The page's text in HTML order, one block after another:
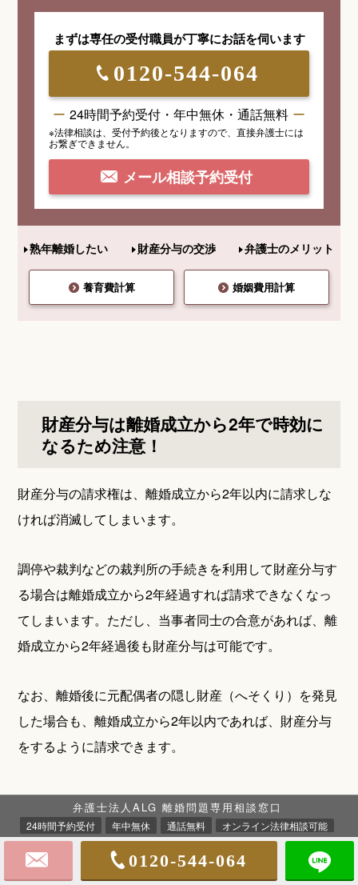
まずは専任の受付職員が丁寧にお話を伺います
0120-544-064
24時間予約受付・年中無休・通話無料
※法律相談は、受付予約後となりますので、 直接弁護士には
お繋ぎできません。
メール相談予約受付
熟年離婚したい 財産分与の交渉 弁護士のメリット
養育費計算 婚姻費用計算
財産分与は離婚成立から2年で時効に
なるため注意！
財産分与の請求権は、離婚成立から2年以内に請求しな
ければ消滅してしまいます。
調停や裁判などの裁判所の手続きを利用して財産分与す
る場合は離婚成立から2年経過すれば請求できなくなっ
てしまいます。ただし、当事者同士の合意があれば、離
婚成立から2年経過後も財産分与は可能です。
なお、離婚後に元配偶者の隠し財産（へそくり）を発見
した場合も、離婚成立から2年以内であれば、財産分与
をするように請求できます。
弁護士に依頼した結果、約3ヶ月で離
弁護士法人ALG 離婚問題専用相談窓口
24時間予約受付 年中無休 通話無料 オンライン法律相談可能
0120-544-064